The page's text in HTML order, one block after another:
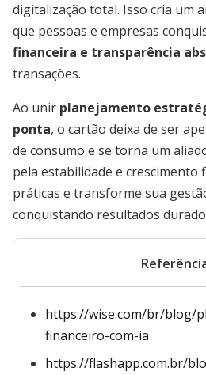
digitalização total. Isso cria um
que pessoas e empresas
financeira e transparência
transações.
Ao unir planejamento
ponta, o cartão deixa de ser
de consumo e se torna um
pela estabilidade e crescimento
práticas e transforme sua
conquistando resultados
https://wise.com/br/blog/
financeiro-com-ia
https://flashapp.com.br/